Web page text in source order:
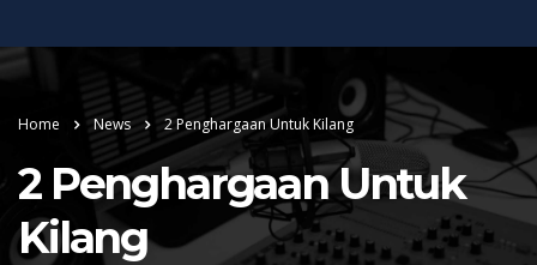
Home News 2 Penghargaan Untuk Kilang
2 Penghargaan Untuk
Kilang